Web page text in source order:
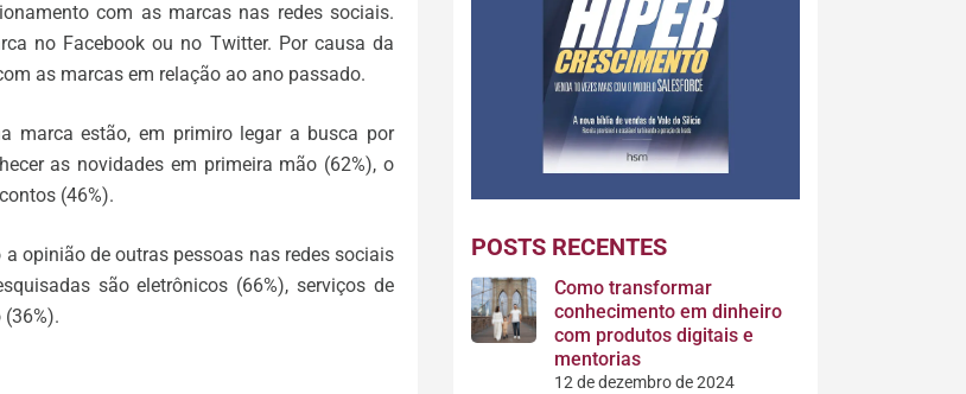
com as marcas nas redes sociais.
no Facebook ou no Twitter. Por causa da
as marcas em relação ao ano passado.
marca estão, em primiro legar a busca por
as novidades em primeira mão (62%), o
(46%).
opinião de outras pessoas nas redes sociais
são eletrônicos (66%), serviços de
POSTS RECENTES
Como transformar
conhecimento em dinheiro
com produtos digitais e
mentorias
12 de dezembro de 2024